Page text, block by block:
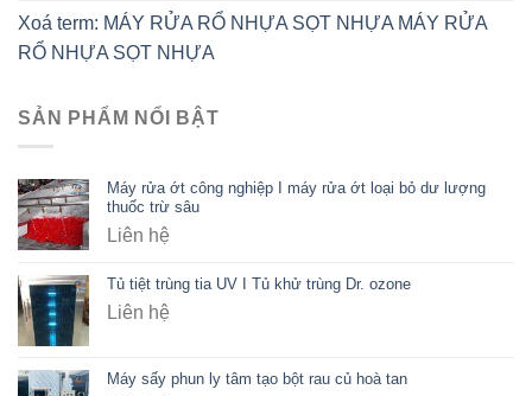
Xoá term: MÁY RỬA RỔ NHỰA SỌT NHỰA MÁY RỬA
RỔ NHỰA SỌT NHỰA
SẢN PHẨM NỔI BẬT
Máy rửa ớt công nghiệp I máy rửa ớt loại bỏ dư lượng
thuốc trừ sâu
Liên hệ
Tủ tiệt trùng tia UV I Tủ khử trùng Dr. ozone
Liên hệ
Máy sấy phun ly tâm tạo bột rau củ hoà tan